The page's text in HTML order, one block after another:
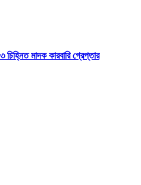
মাদক কারবারি গ্রেপ্তার